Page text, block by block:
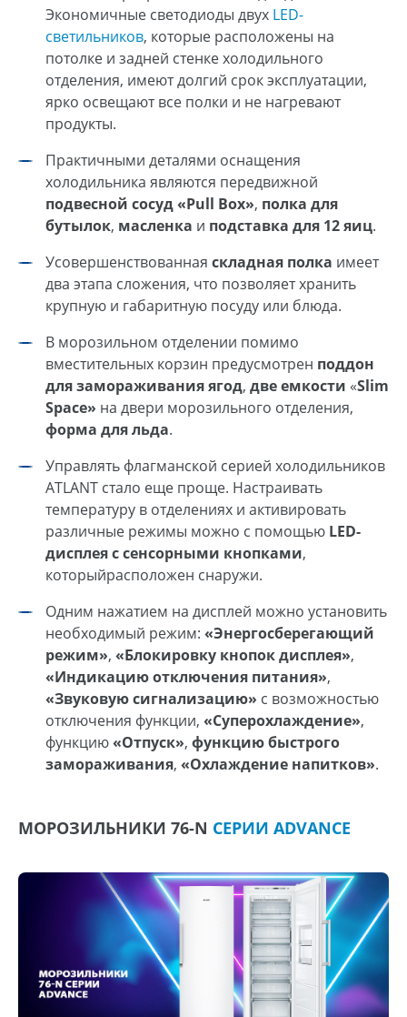
Экономичные светодиоды двух LED-
светильников, которые расположены на
потолке и задней стенке холодильного
отделения, имеют долгий срок эксплуатации,
ярко освещают все полки и не нагревают
продукты.
Практичными деталями оснащения
холодильника являются передвижной
подвесной сосуд «Pull Box», полка для
бутылок, масленка и подставка для 12 яиц.
Усовершенствованная складная полка имеет
два этапа сложения, что позволяет хранить
крупную и габаритную посуду или блюда.
В морозильном отделении помимо
вместительных корзин предусмотрен поддон
для замораживания ягод, двеемкости «Slim
Space» на двери морозильного отделения,
форма для льда.
Управлять флагманской серией холодильников
ATLANT стало еще проще. Настраивать
температуру в отделениях и активировать
различные режимы можно с помощью LED-
дисплея с сенсорными кнопками,
которыйрасположен снаружи.
Одним нажатием на дисплей можно установить
необходимый режим: «Энергосберегающий
режим», «Блокировку кнопок дисплея»,
«Индикацию отключения питания»,
«Звуковую сигнализацию» с возможностью
отключения функции, «Суперохлаждение»,
функцию«Отпуск», функцию быстрого
замораживания, «Охлаждение напитков».
МОРОЗИЛЬНИКИ 76-N СЕРИИ ADVANCE